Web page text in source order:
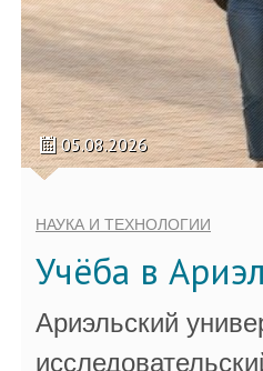
05.08.2026
НАУКА И ТЕХНОЛОГИИ
Учёба в
Ариэльский